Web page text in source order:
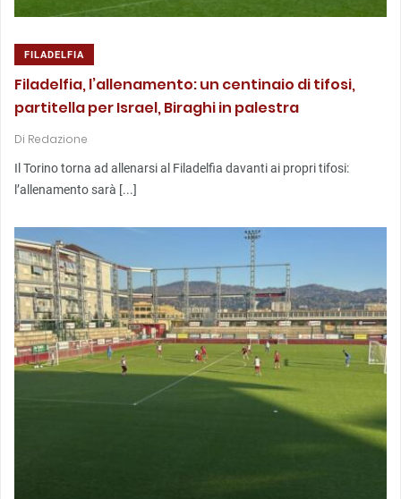
FILADELFIA
Filadelfia, l’allenamento: un centinaio di tifosi,
partitella per Israel, Biraghi in palestra
Di Redazione
Il Torino torna ad allenarsi al Filadelfia davanti ai propri tifosi:
l’allenamento sarà [...]